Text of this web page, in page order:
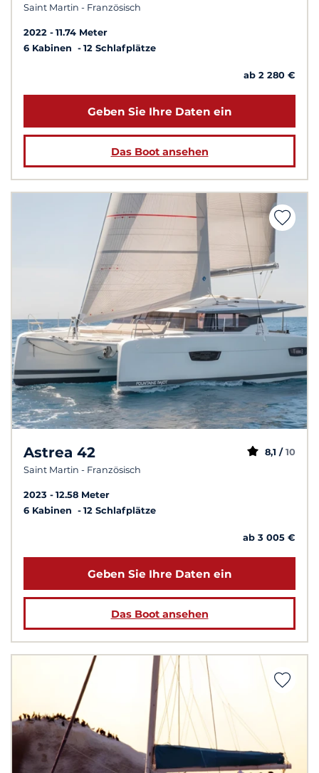
Saint Martin - Französisch
2022
11.74 Meter
6 Kabinen
12 Schlafplätze
ab 2 280 €
Geben Sie Ihre Daten ein
Das Boot ansehen
Astrea 42
Saint Martin - Französisch
8,1 / 10
2023
12.58 Meter
6 Kabinen
12 Schlafplätze
ab 3 005 €
Geben Sie Ihre Daten ein
Das Boot ansehen